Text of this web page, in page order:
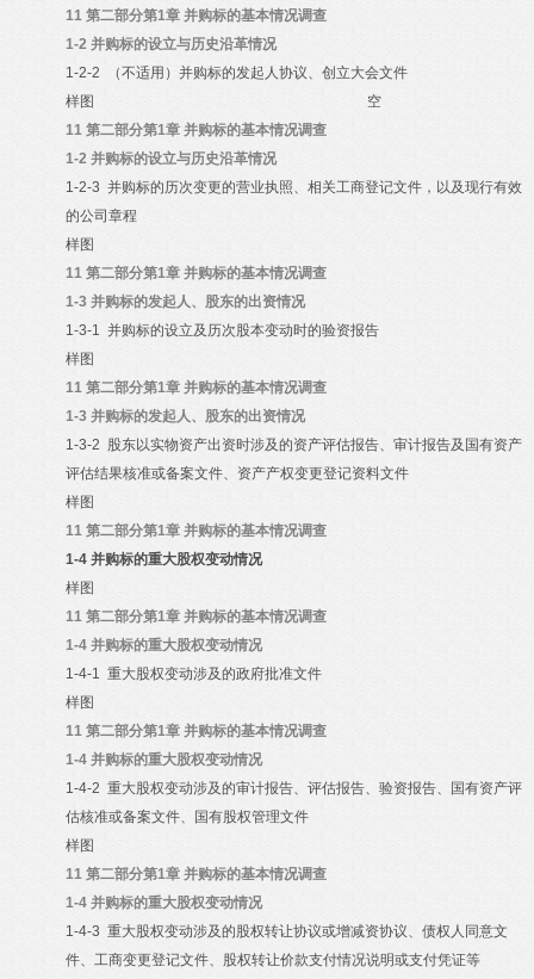
11 第二部分第1章 并购标的基本情况调查
1-2 并购标的设立与历史沿革情况
1-2-2
（不适用）并购标的发起人协议、创立大会文件
样图
空
11 第二部分第1章 并购标的基本情况调查
1-2 并购标的设立与历史沿革情况
1-2-3 并购标的历次变更的营业执照、相关工商登记文件，以及现行有效
的公司章程
样图
11 第二部分第1章 并购标的基本情况调查
1-3 并购标的发起人、股东的出资情况
1-3-1 并购标的设立及历次股本变动时的验资报告
样图
11 第二部分第1章 并购标的基本情况调查
1-3 并购标的发起人、股东的出资情况
1-3-2 股东以实物资产出资时涉及的资产评估报告、审计报告及国有资产
评估结果核准或备案文件、资产产权变更登记资料文件
样图
11 第二部分第1章 并购标的基本情况调查
1-4 并购标的重大股权变动情况
样图
11 第二部分第1章 并购标的基本情况调查
1-4 并购标的重大股权变动情况
1-4-1 重大股权变动涉及的政府批准文件
样图
11 第二部分第1章 并购标的基本情况调查
1-4 并购标的重大股权变动情况
1-4-2 重大股权变动涉及的审计报告、评估报告、验资报告、国有资产评
估核准或备案文件、国有股权管理文件
样图
11 第二部分第1章 并购标的基本情况调查
1-4 并购标的重大股权变动情况
1-4-3 重大股权变动涉及的股权转让协议或增减资协议、债权人同意文
件、工商变更登记文件、股权转让价款支付情况说明或支付凭证等